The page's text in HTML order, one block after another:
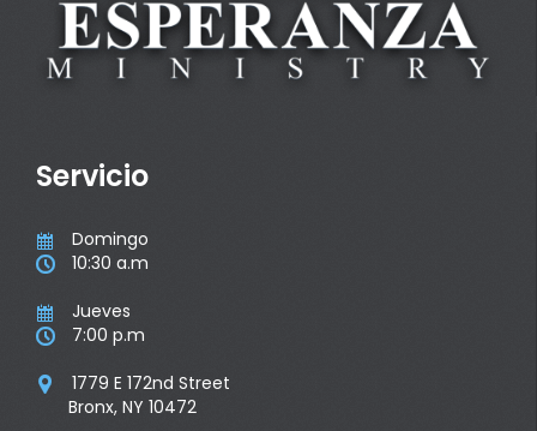
Servicio
 Domingo
 10:30 a.m
 Jueves
 7:00 p.m

1779 E 172nd Street
Bronx, NY 10472